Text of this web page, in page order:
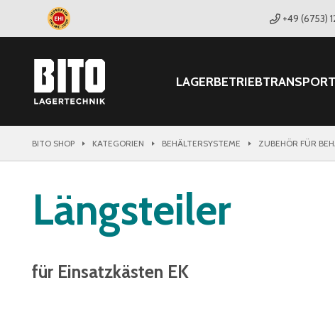
+49 (6753)
LAGERBETRIEBTRANSPORT
BITO SHOP KATEGORIEN BEHÄLTERSYSTEME ZUBEHÖR FÜR
Längsteiler
für Einsatzkästen EK